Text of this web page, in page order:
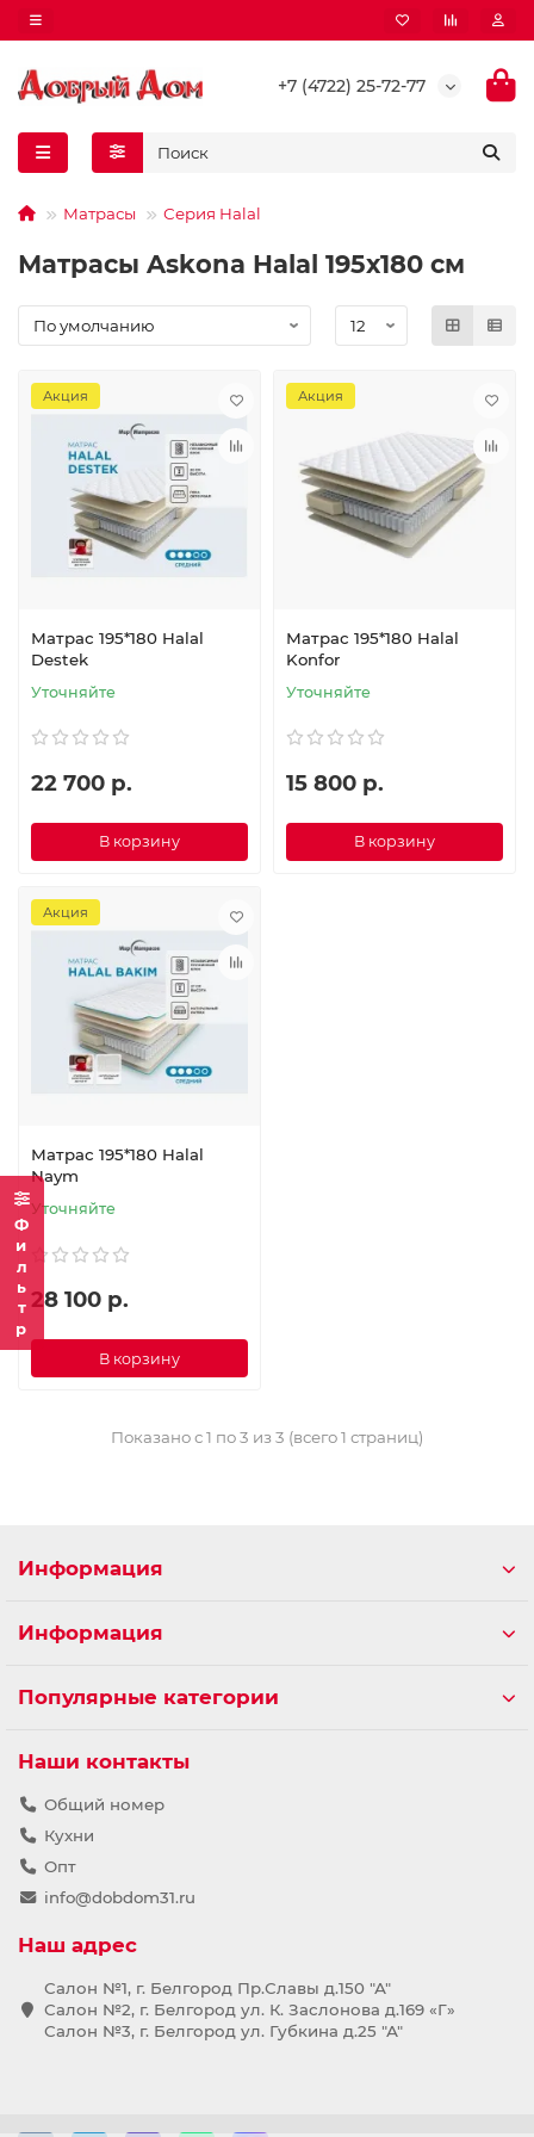
+7 (4722) 25-72-77
Матрасы Серия Halal
Матрасы Askona Halal 195х180 см
Фильтр
Акция
Матрас 195*180 Halal
Destek
Уточняйте
22 700 р.
В корзину
Акция
Матрас 195*180 Halal
Konfor
Уточняйте
15 800 р.
В корзину
Акция
Матрас 195*180 Halal
Naym
Уточняйте
28 100 р.
В корзину
Показано с 1 по 3 из 3 (всего 1 страниц)
Информация
Информация
Популярные категории
Наши контакты
Общий номер
Кухни
Опт
info@dobdom31.ru
Наш адрес
Салон №1, г. Белгород Пр.Славы д.150 "А"
Салон №2, г. Белгород ул. К. Заслонова д.169 «Г»
Салон №3, г. Белгород ул. Губкина д.25 "А"